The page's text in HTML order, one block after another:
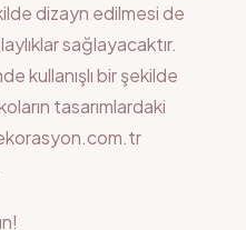
dizayn edilmesi de
sağlayacaktır.
kullanışlı bir şekilde
tasarımlardaki